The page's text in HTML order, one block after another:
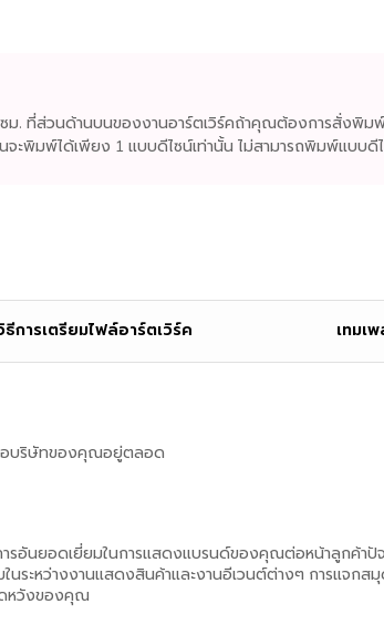
ซม. ที่ส่วนด้านบนของงานอาร์ตเวิร์คถ้าคุณต้องการสั่งพิม
ะพิมพ์ได้เพียง 1 แบบดีไซน์เท่านั้น ไม่สามารถพิมพ์แบบ
ธีการเตรียมไฟล์อาร์ตเวิร์ค เทมเ
อบริษัทของคุณอยู่ตลอด
รอันยอดเยี่ยมในการแสดงแบรนด์ของคุณต่อหน้าลูกค้า
ระหว่างงานแสดงสินค้าและงานอีเวนต์ต่างๆ การแจก
ดหวังของคุณ